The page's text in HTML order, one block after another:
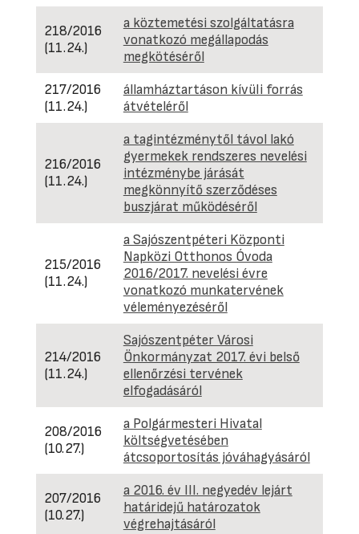
218/2016
(11.24.)
a köztemetési szolgáltatásra
vonatkozó megállapodás
megkötéséről
217/2016
(11.24.)
államháztartáson kívüli forrás
átvételéről
216/2016
(11.24.)
a tagintézménytől távol lakó
gyermekek rendszeres nevelési
intézménybe járását
megkönnyítő szerződéses
buszjárat működéséről
215/2016
(11.24.)
a Sajószentpéteri Központi
Napközi Otthonos Óvoda
2016/2017. nevelési évre
vonatkozó munkatervének
véleményezéséről
214/2016
(11.24.)
Sajószentpéter Városi
Önkormányzat 2017. évi belső
ellenőrzési tervének
elfogadásáról
208/2016
(10.27.)
a Polgármesteri Hivatal
költségvetésében
átcsoportosítás jóváhagyásáról
207/2016
(10.27.)
a 2016. év III. negyedév lejárt
határidejű határozatok
végrehajtásáról